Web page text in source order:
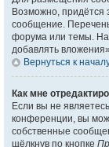
Возможно, придётся
сообщение.
форума или темы.
добавлять
Вернуться к
Как мне
Если вы не
конференции, вы
собственные
щёлкнув по кнопке